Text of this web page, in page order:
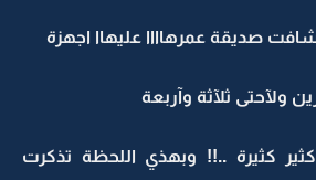
صديقة عمرهاااا عليهاا اجهزة
ولآحتى ثلآثة وآربعة
كثير كثيرة ..!! وبهذي اللحظة تذكرت